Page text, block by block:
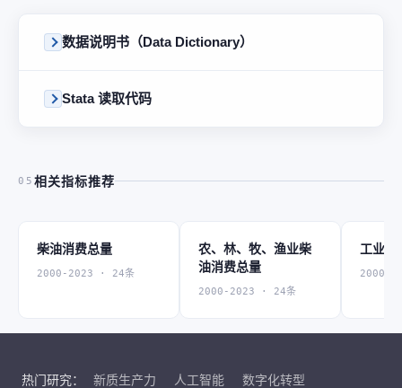
数据说明书（Data Dictionary）
Stata 读取代码
05 相关指标推荐
柴油消费总量
2000-2023 · 24条
农、林、牧、渔业柴
油消费总量
2000-2023 · 24条
工业柴
2000-
热门研究： 新质生产力 人工智能
数字化转型